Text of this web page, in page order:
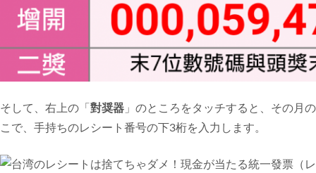
そして、右上の「 對奨器 」のところをタッチすると、その月
こで、手持ちのレシート番号の下3桁を入力します。